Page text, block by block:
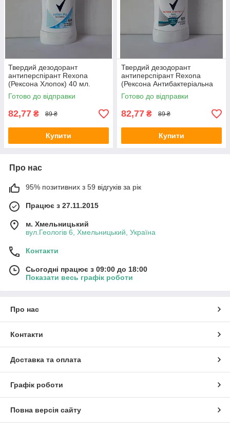
Твердий дезодорант
антиперспірант Rexona
(Рексона Хлопок) 40 мл.
Готово до відправки
82,77 ₴ 89 ₴
Купити
Твердий дезодорант
антиперспірант Rexona
(Рексона Антибактеріальна
свіжість ) 40 мл.
Готово до відправки
82,77 ₴ 89 ₴
Купити
Про нас
95% позитивних з 59 відгуків за рік
Працює з 27.11.2015
м. Хмельницький
вул.Геологів 6, Хмельницький, Україна
Контакти
Сьогодні працює з 09:00 до 18:00
Показати весь графік роботи
Про нас
Контакти
Доставка та оплата
Графік роботи
Повна версія сайту